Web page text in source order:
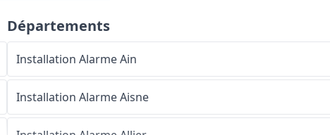
Départements
Installation AlarmeAin
Installation AlarmeAisne